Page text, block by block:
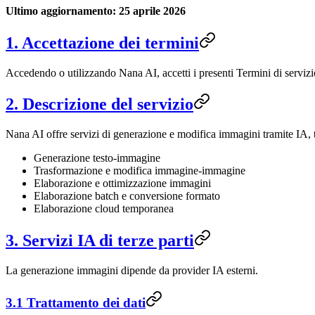
Ultimo aggiornamento: 25 aprile 2026
1. Accettazione dei termini
Accedendo o utilizzando Nana AI, accetti i presenti Termini di
2. Descrizione del servizio
Nana AI offre servizi di generazione e modifica immagini tramite IA,
Generazione testo-immagine
Trasformazione e modifica immagine-immagine
Elaborazione e ottimizzazione immagini
Elaborazione batch e conversione formato
Elaborazione cloud temporanea
3. Servizi IA di terze parti
La generazione immagini dipende da provider IA esterni.
3.1 Trattamento dei dati